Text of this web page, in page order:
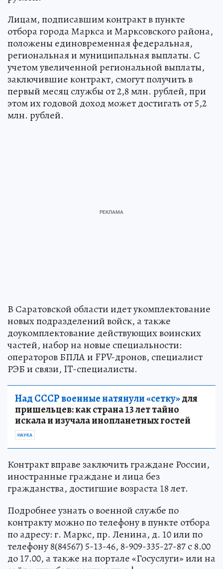
Лицам, подписавшим контракт в пункте
отбора города Маркса и Марксовского района,
положены единовременная федеральная,
региональная и муниципальная выплаты. С
учетом увеличенной региональной выплаты,
заключившие контракт, смогут получить в
первый месяц службы от 2,8 млн. рублей, при
этом их годовой доход может достигать от 5,2
млн. рублей.
В Саратовской области идет укомплектование
новых подразделений войск, а также
доукомплектование действующих воинских
частей, набор на новые специальности:
операторов БПЛА и FPV-дронов, специалист
РЭБ и связи, IT-специалисты.
Над СССР военные натянули «сетку»для
пришельцев: как страна 13 лет тайно
искала и изучала инопланетных гостей
НАУКА
Контракт вправе заключить граждане России,
иностранные граждане и лица без
гражданства, достигшие возраста 18 лет.
Подробнее узнать о военной службе по
контракту можно по телефону в пункте отбора
по адресу: г. Маркс, пр. Ленина, д. 10 или по
телефону 8(84567) 5-13-46, 8-909-335-27-87 с 8.00
до 17.00, а также на портале «Госуслуги» или на